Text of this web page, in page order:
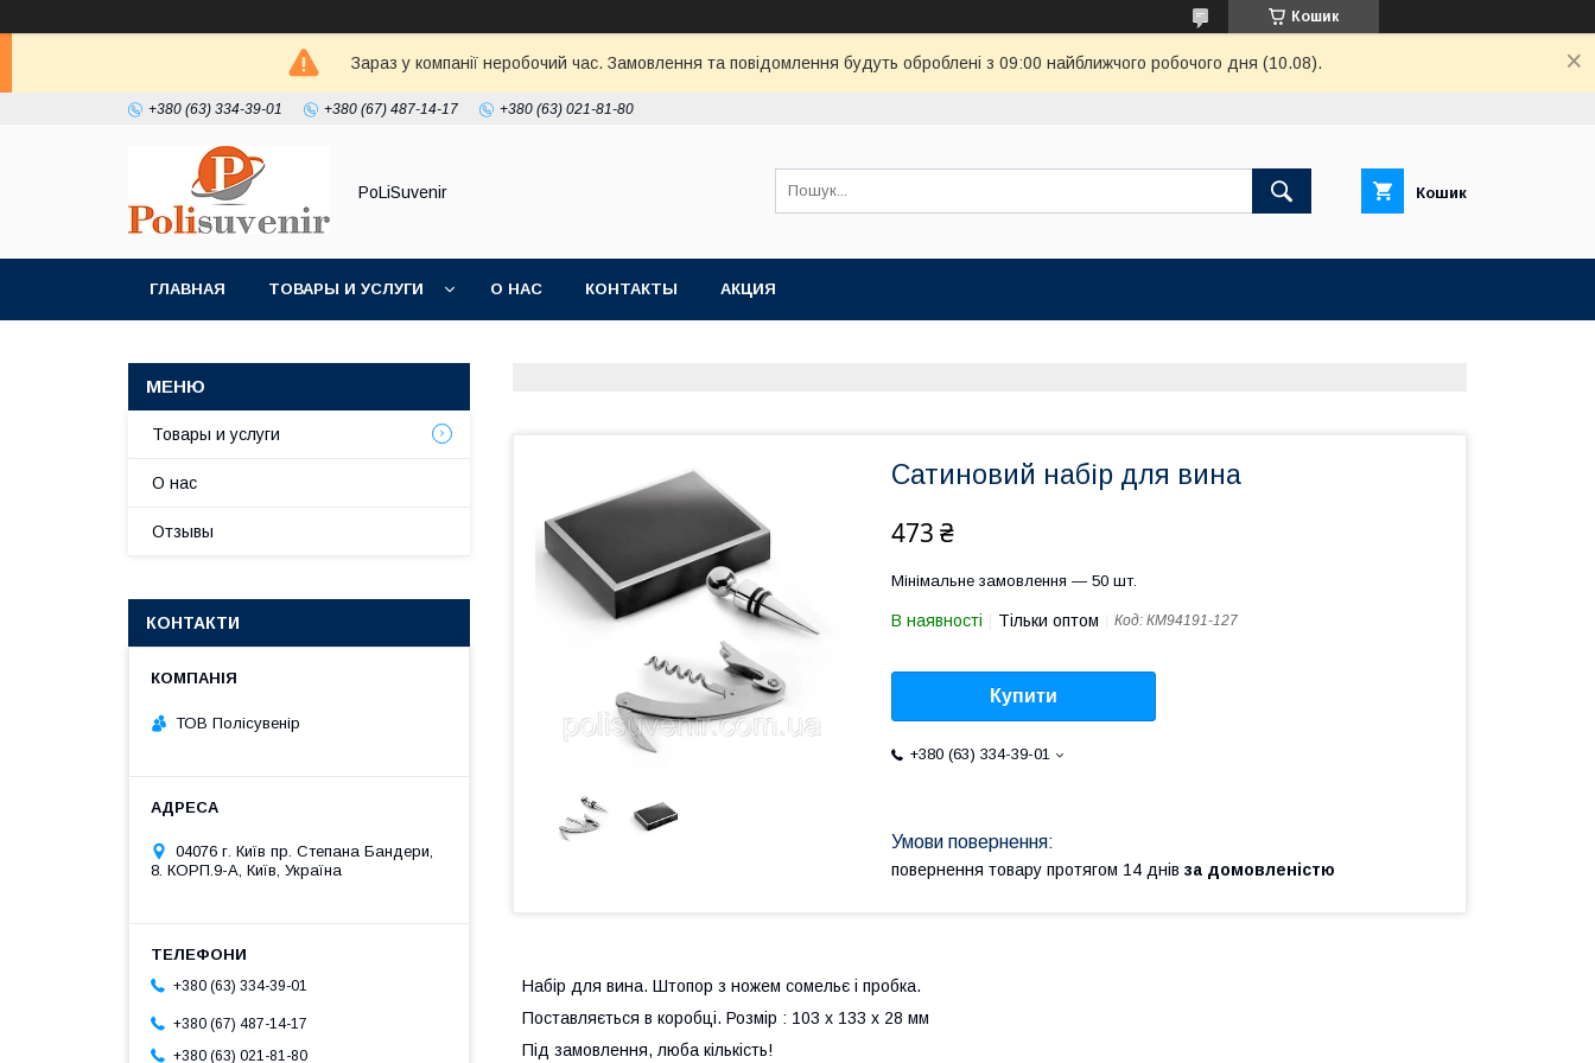
Кошик
Зараз у компанії неробочий час. Замовлення та повідомлення будуть оброблені з 09:00 найближчого робочого дня (10.08).
+380 (63) 334-39-01 +380 (67) 487-14-17 +380 (63) 021-81-80
PoLiSuvenir Кошик
ГЛАВНАЯ ТОВАРЫ И УСЛУГИ О НАС КОНТАКТЫ АКЦИЯ
Сатиновий набір для вина
473 ₴
Мінімальне замовлення — 50 шт.
В наявності Тільки оптом Код: КМ94191-127
Купити
+380 (63) 334-39-01
повернення товару протягом 14 днів за домовленістю
Набір для вина. Штопор з ножем сомельє і пробка.
Поставляється в коробці. Розмір : 103 x 133 x 28 мм
Під замовлення, люба кількість!
Товары и услуги
О нас
Отзывы
КОНТАКТИ
ТОВ Полісувенір
04076 г. Київ пр. Степана Бандери,
8. КОРП.9-А, Київ, Україна
+380 (63) 334-39-01
+380 (67) 487-14-17
+380 (63) 021-81-80